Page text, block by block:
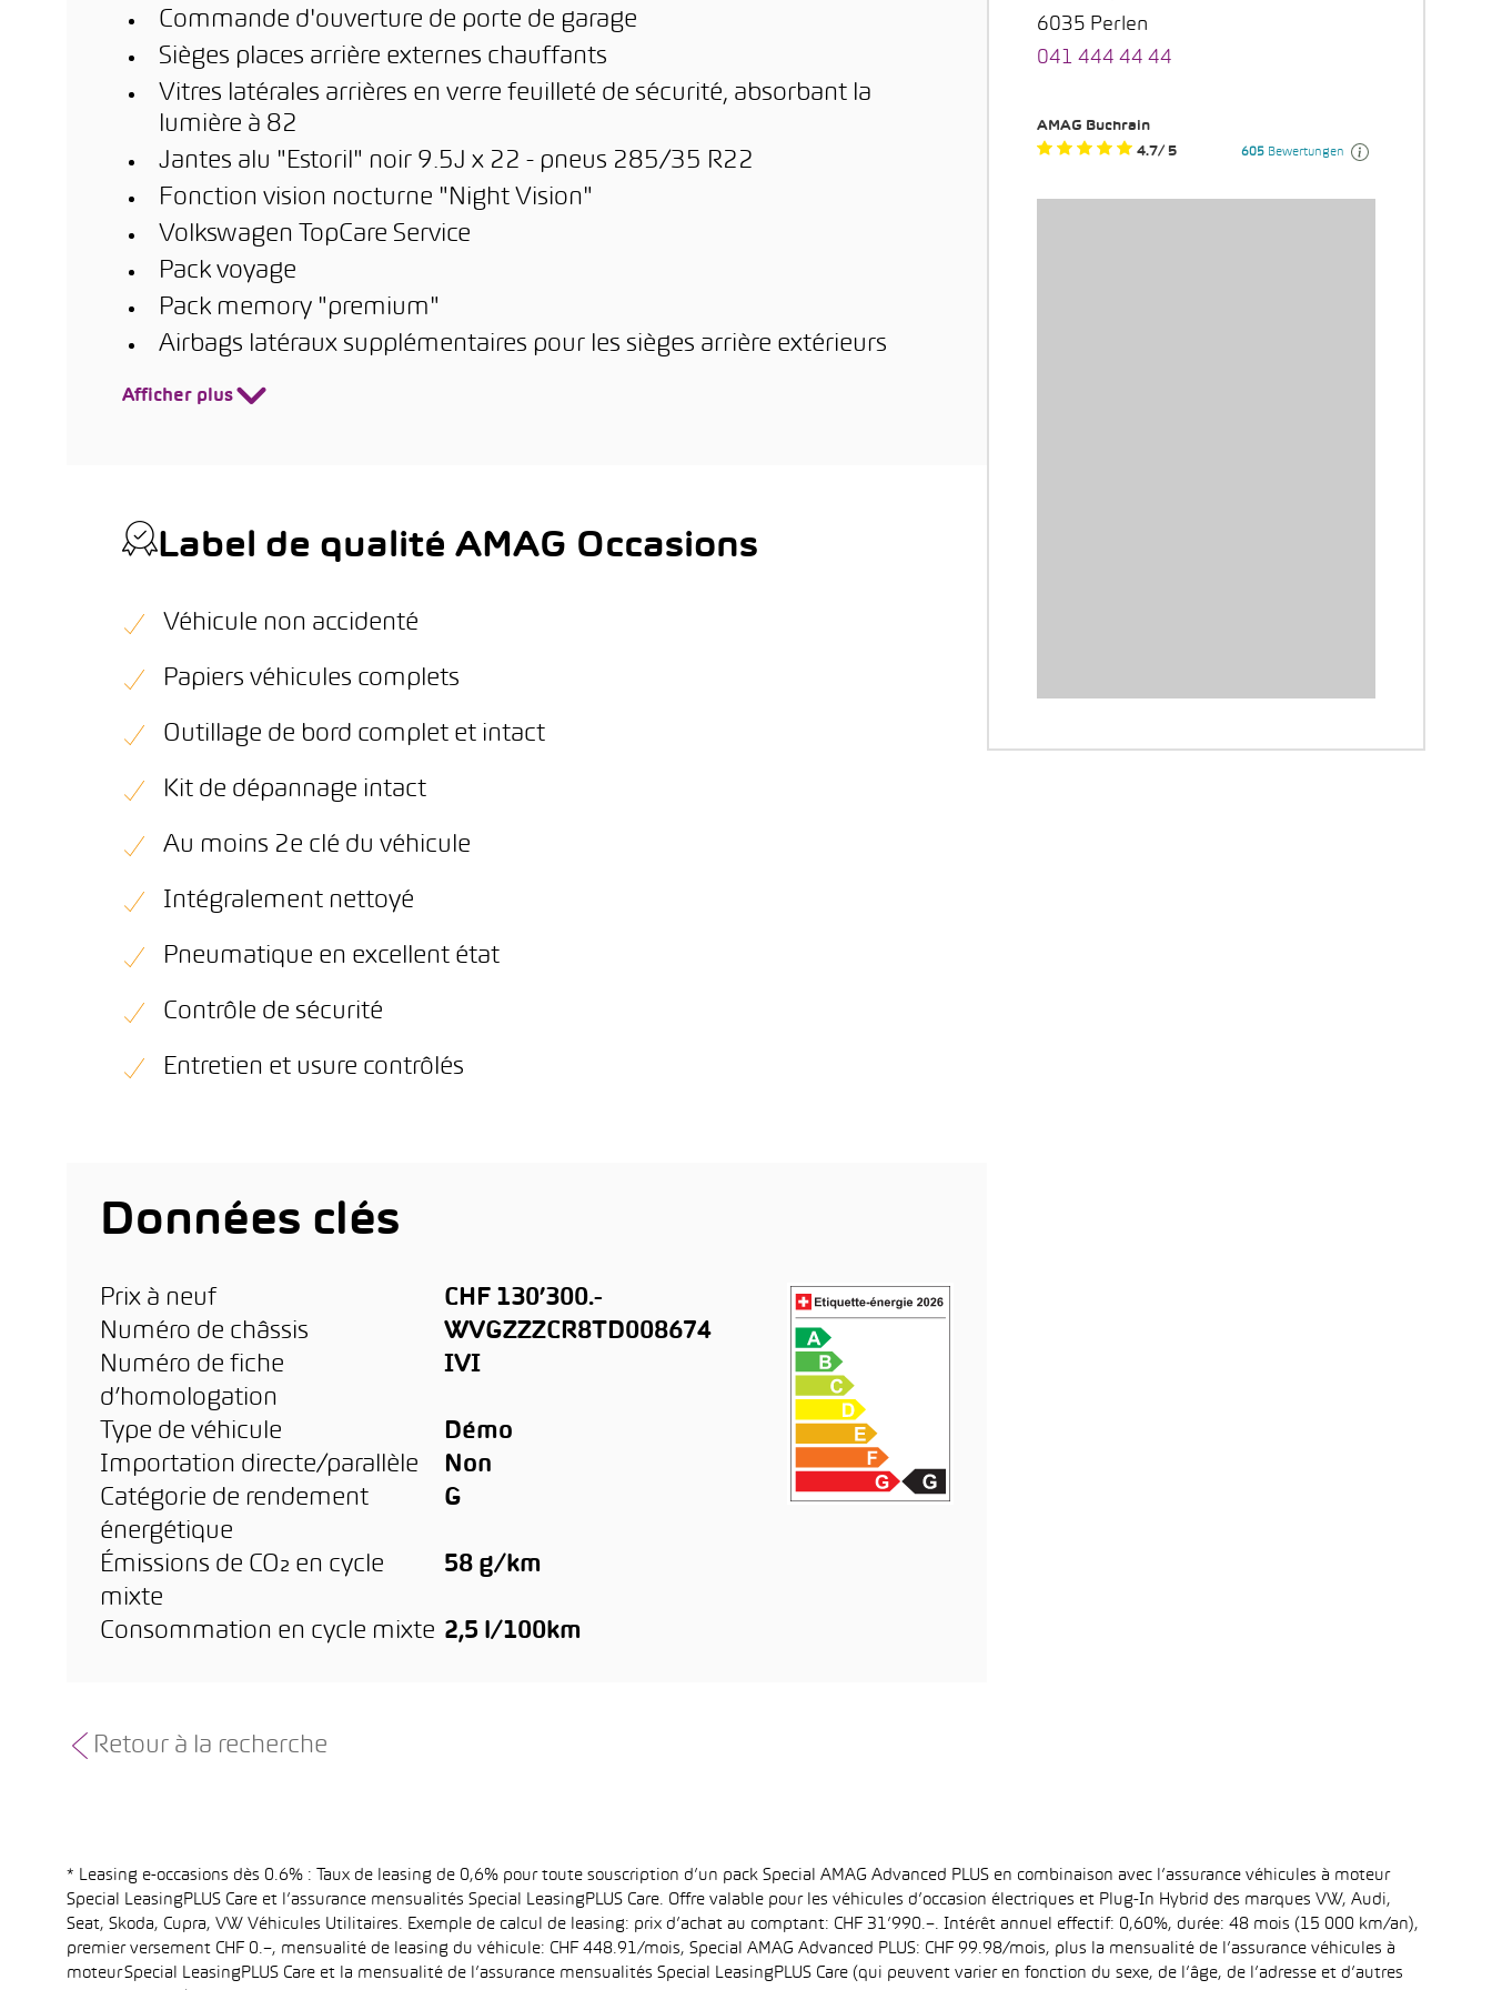
Commande d'ouverture de porte de garage
Sièges places arrière externes chauffants
Vitres latérales arrières en verre feuilleté de sécurité, absorbant la
lumière à 82
Jantes alu "Estoril" noir 9.5J x 22 - pneus 285/35 R22
Fonction vision nocturne "Night Vision"
Volkswagen TopCare Service
Pack voyage
Pack memory "premium"
Airbags latéraux supplémentaires pour les sièges arrière extérieurs
Afficher plus
Label de qualité AMAG Occasions
Véhicule non accidenté
Papiers véhicules complets
Outillage de bord complet et intact
Kit de dépannage intact
Au moins 2e clé du véhicule
Intégralement nettoyé
Pneumatique en excellent état
Contrôle de sécurité
Entretien et usure contrôlés
Données clés
Prix à neuf
CHF 130’300.-
Numéro de châssis
WVGZZZCR8TD008674
Numéro de fiche
d’homologation
IVI
Type de véhicule
Démo
Importation directe/parallèle
Non
Catégorie de rendement
énergétique
G
Émissions de CO₂ en cycle
mixte
58 g/km
Consommation en cycle mixte 2,5 l/100km
6035 Perlen
041 444 44 44
Retour à la recherche
* Leasing e-occasions dès 0.6% : Taux de leasing de 0,6% pour toute souscription d’un pack Special AMAG Advanced PLUS en combinaison avec l’assurance véhicules à moteur
Special LeasingPLUS Care et l’assurance mensualités Special LeasingPLUS Care. Offre valable pour les véhicules d’occasion électriques et Plug-In Hybrid des marques VW, Audi,
Seat, Skoda, Cupra, VW Véhicules Utilitaires. Exemple de calcul de leasing: prix d’achat au comptant: CHF 31’990.–. Intérêt annuel effectif: 0,60%, durée: 48 mois (15 000 km/an),
premier versement CHF 0.–, mensualité de leasing du véhicule: CHF 448.91/mois, Special AMAG Advanced PLUS: CHF 99.98/mois, plus la mensualité de l’assurance véhicules à
moteur Special LeasingPLUS Care et la mensualité de l’assurance mensualités Special LeasingPLUS Care (qui peuvent varier en fonction du sexe, de l’âge, de l’adresse et d’autres